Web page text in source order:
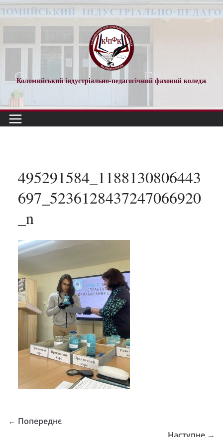
Перейти
до
Коломийський індустріально-педагогічний фаховий коледж
495291584_1188130806443
697_5236128437247066920
_n
← Попереднє